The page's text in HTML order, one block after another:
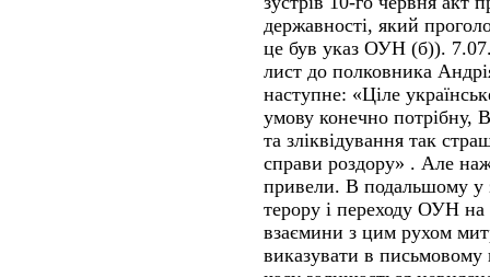
державності, який
це був указ ОУН (б)).
лист до полковника
наступне: «Ціле
умову конечно потрібну,
та зліквідування так
справи роздору» . Але
привели. В подальшому у
терору і переходу ОУН на
взаємини з цим рухом
виказувати в письмовому